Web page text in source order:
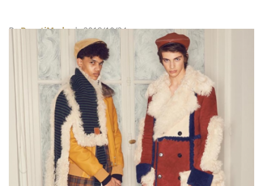
而且就算要辦展，也不會被放在好的櫃位！有一個國際
品牌業者向百貨公司董事長抗議，他說：「董事長很抱
歉，我們是付你租金的，還給你抽成來到這地方，結果
展覽你要放這也沒告知我們，我們不同意，請你退
ByBeautiMode| 2018/10/24